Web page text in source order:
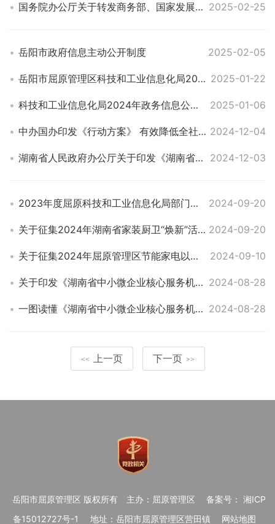
国务院办公厅关于转发商务部、国家发展改革委《2025年稳外资行动方案》的通知 2025-02-25
岳阳市政府信息主动公开制度 2025-02-05
岳阳市屈原管理区科技和工业信息化局2025年度部门预算 2025-01-22
科技和工业信息化局2024年政务信息公开年报 2025-01-06
中办国办印发《行动方案》 有效降低全社会物流成本 2024-12-04
湖南省人民政府办公厅关于印发《湖南省大气污染防治“守护蓝天”攻坚行动计划（2023—2025年）》的通知 2024-12-03
2023年度屈原科技和工业信息化局部门决算 2024-09-20
关于征集2024年湖南省家装厨卫“焕新”活动参与企业的通知 2024-09-20
关于征集2024年屈原管理区节能家电以旧换新补贴活动家电零售企业和活动商品的通知 2024-09-10
关于印发《湖南省中小微企业核心服务机构认定管理办法》的通知 2024-08-28
一图读懂《湖南省中小微企业核心服务机构认定管理办法》 2024-08-28
<< 上一页 下一页 >>
岳阳市屈原管理区 版权所有 主办：屈原管理区
备案号： 湘ICP
备15012727号-1
地址：岳阳市屈原管理区营田镇 网站地图